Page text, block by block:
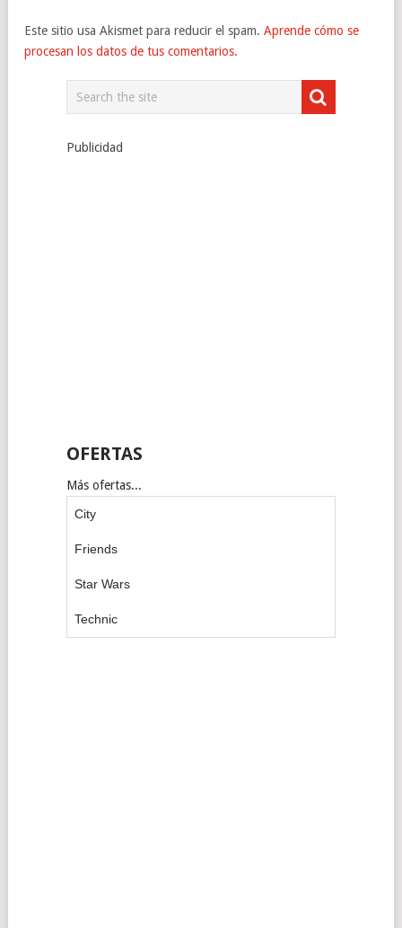
Este sitio usa Akismet para reducir el spam. Aprende cómo se
procesan los datos de tus comentarios.
Publicidad
OFERTAS
Más ofertas...
City
Friends
Star Wars
Technic